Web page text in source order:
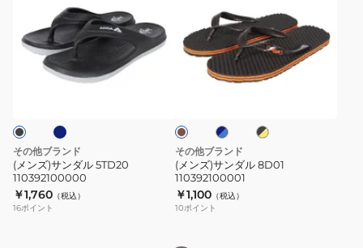
ン
110392100000
その他ブランド
(メンズ)サンダル 5TD20
110392100000
￥1,760 （税込）
16ポイント
ン
110392100001
ブ
ル
ー
ブ
エ
ロ
ー
その他ブランド
(メンズ)サンダル 8D01
110392100001
￥1,100 （税込）
10ポイント